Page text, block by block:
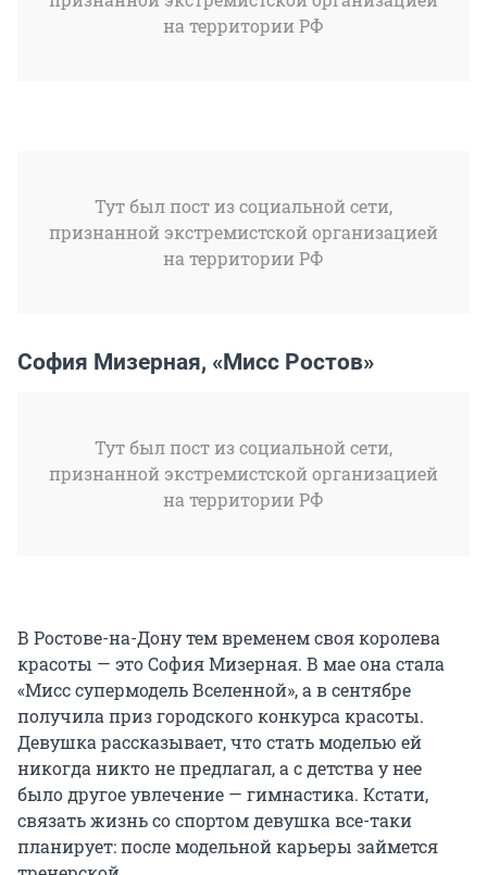
на территории РФ
Тут был пост из социальной сети,
признанной экстремистской организацией
на территории РФ
София Мизерная, «Мисс Ростов»
Тут был пост из социальной сети,
признанной экстремистской организацией
на территории РФ
В Ростове-на-Дону тем временем своя королева
красоты — это София Мизерная. В мае она стала
«Мисс супермодель Вселенной», а в сентябре
получила приз городского конкурса красоты.
Девушка рассказывает, что стать моделью ей
никогда никто не предлагал, а с детства у нее
было другое увлечение — гимнастика. Кстати,
связать жизнь со спортом девушка все-таки
планирует: после модельной карьеры займется